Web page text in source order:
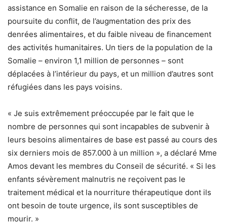
assistance en Somalie en raison de la sécheresse, de la
poursuite du conflit, de l’augmentation des prix des
denrées alimentaires, et du faible niveau de financement
des activités humanitaires. Un tiers de la population de la
Somalie – environ 1,1 million de personnes – sont
déplacées à l’intérieur du pays, et un million d’autres sont
réfugiées dans les pays voisins.
« Je suis extrêmement préoccupée par le fait que le
nombre de personnes qui sont incapables de subvenir à
leurs besoins alimentaires de base est passé au cours des
six derniers mois de 857.000 à un million », a déclaré Mme
Amos devant les membres du Conseil de sécurité. « Si les
enfants sévèrement malnutris ne reçoivent pas le
traitement médical et la nourriture thérapeutique dont ils
ont besoin de toute urgence, ils sont susceptibles de
mourir. »